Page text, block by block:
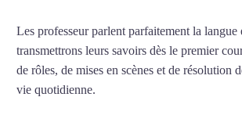
Les professeur parlent parfaitement la langue
transmettrons leurs savoirs dès le premier
de rôles, de mises en scènes et de résolution
vie quotidienne.